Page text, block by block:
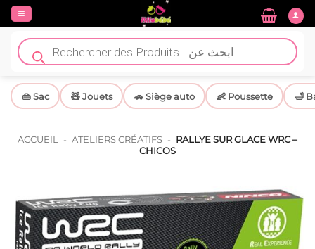
Passer
contenu
Recherche
de
produits
👜 Sac 🧸 Jouets 🚗 Siège auto 👶 Poussette 🛁
ACCUEIL - ATELIERS CRÉATIFS - RALLYE SUR GLACE WRC –
CHICOS